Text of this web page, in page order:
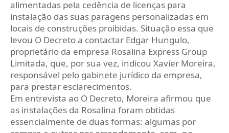
alimentadas pela cedência de licenças para
instalação das suas paragens personalizadas em
locais de construções proibidas. Situação essa que
levou O Decreto a contactar Edgar Hungulo,
proprietário da empresa Rosalina Express Group
Limitada, que, por sua vez, indicou Xavier Moreira,
responsável pelo gabinete jurídico da empresa,
para prestar esclarecimentos.
Em entrevista ao O Decreto, Moreira afirmou que
as instalações da Rosalina foram obtidas
essencialmente de duas formas: algumas por